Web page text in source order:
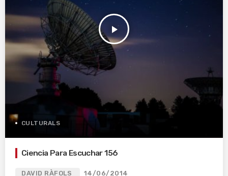
play_arrow
CULTURALS
Ciencia Para Escuchar 156
DAVID RÀFOLS 14/06/2014